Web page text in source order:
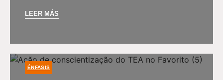
LEER MÁS
ÉNFASIS